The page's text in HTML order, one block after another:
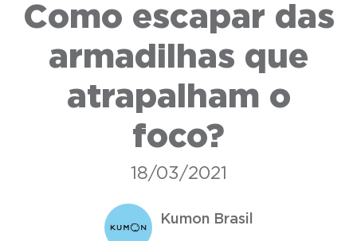
Como escapar das
armadilhas que
atrapalham o
foco?
18/03/2021
Kumon Brasil